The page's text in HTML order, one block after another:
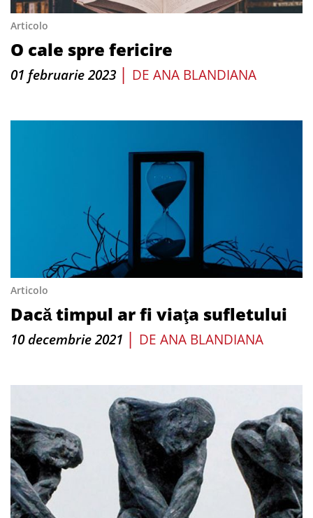
Articolo
O cale spre fericire
01 februarie 2023 | DE ANA BLANDIANA
Articolo
Dacă timpul ar fi viaţa sufletului
10 decembrie 2021 | DE ANA BLANDIANA